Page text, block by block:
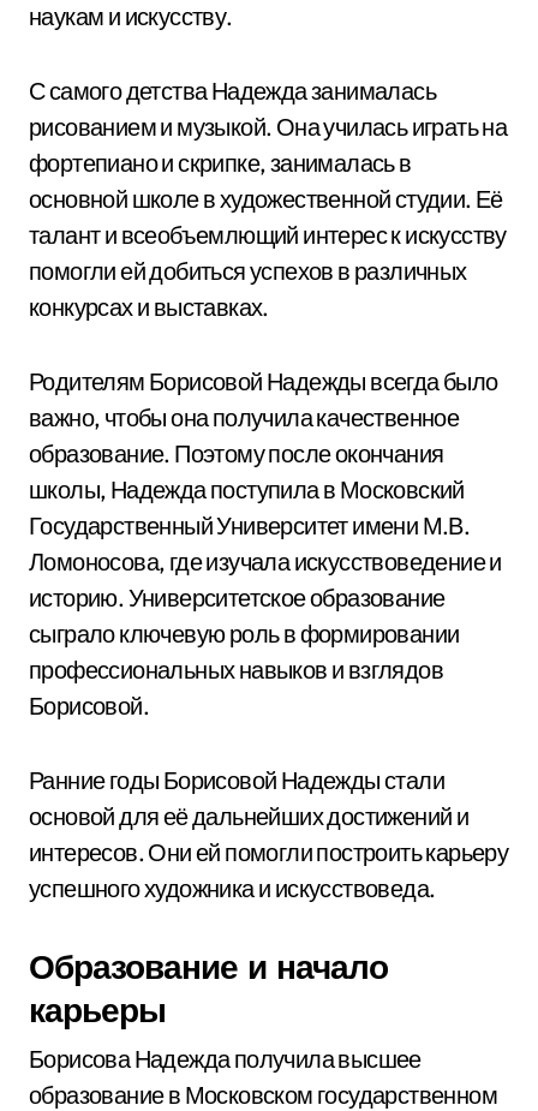
наукам и искусству.
С самого детства Надежда занималась
рисованием и музыкой. Она училась играть на
фортепиано и скрипке, занималась в
основной школе в художественной студии. Её
талант и всеобъемлющий интерес к искусству
помогли ей добиться успехов в различных
конкурсах и выставках.
Родителям Борисовой Надежды всегда было
важно, чтобы она получила качественное
образование. Поэтому после окончания
школы, Надежда поступила в Московский
Государственный Университет имени М.В.
Ломоносова, где изучала искусствоведение и
историю. Университетское образование
сыграло ключевую роль в формировании
профессиональных навыков и взглядов
Борисовой.
Ранние годы Борисовой Надежды стали
основой для её дальнейших достижений и
интересов. Они ей помогли построить карьеру
успешного художника и искусствоведа.
Образование и начало
карьеры
Борисова Надежда получила высшее
образование в Московском государственном